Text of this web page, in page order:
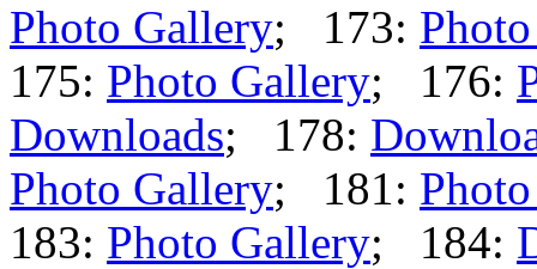
Photo Gallery; 173:
175: Photo Gallery; 176:
Downloads; 178:
Photo Gallery; 181:
183: Photo Gallery; 184: